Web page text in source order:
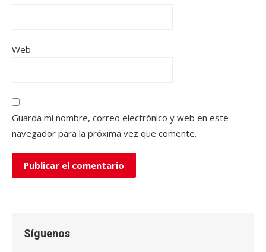
Web
Guarda mi nombre, correo electrónico y web en este
navegador para la próxima vez que comente.
Síguenos